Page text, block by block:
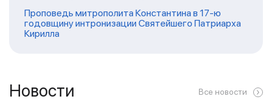
Проповедь митрополита Константина в 17-ю
годовщину интронизации Святейшего Патриарха
Кирилла
Новости Все новости